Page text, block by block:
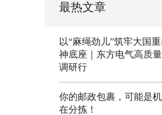
最热文章
以“麻绳劲儿”筑牢大国
神底座｜东方电气高质
调研行
你的邮政包裹，可能是机
在分拣！